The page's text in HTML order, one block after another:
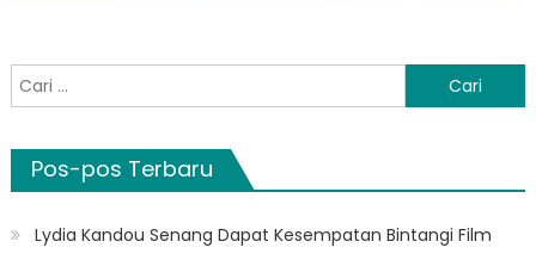
Cari
untuk:
Pos-pos Terbaru
Lydia Kandou Senang Dapat Kesempatan Bintangi Film